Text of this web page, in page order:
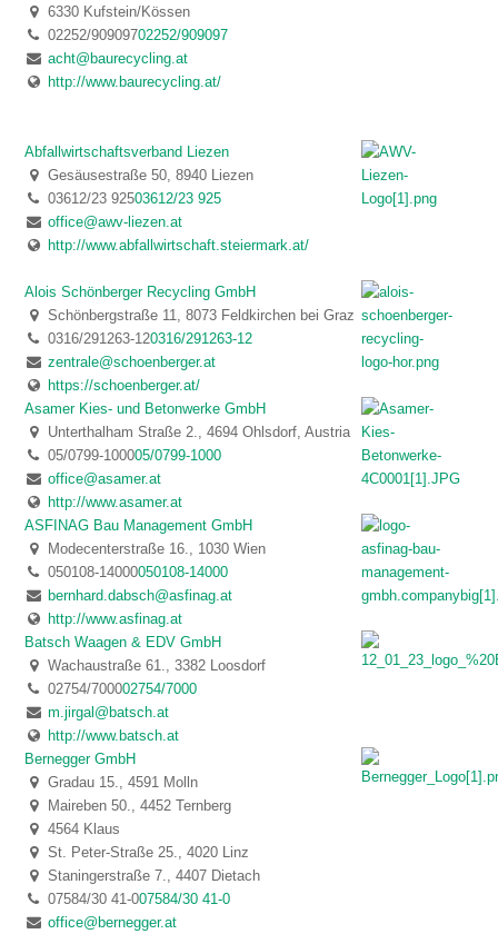
6330 Kufstein/Kössen
02252/90909702252/909097
acht@baurecycling.at
http://www.baurecycling.at/
Abfallwirtschaftsverband Liezen
Gesäusestraße 50, 8940 Liezen
03612/23 92503612/23 925
office@awv-liezen.at
http://www.abfallwirtschaft.steiermark.at/
Alois Schönberger Recycling GmbH
Schönbergstraße 11, 8073 Feldkirchen bei Graz
0316/291263-120316/291263-12
zentrale@schoenberger.at
https://schoenberger.at/
Asamer Kies- und Betonwerke GmbH
Unterthalham Straße 2., 4694 Ohlsdorf, Austria
05/0799-100005/0799-1000
office@asamer.at
http://www.asamer.at
ASFINAG Bau Management GmbH
Modecenterstraße 16., 1030 Wien
050108-14000050108-14000
bernhard.dabsch@asfinag.at
http://www.asfinag.at
Batsch Waagen & EDV GmbH
Wachaustraße 61., 3382 Loosdorf
02754/700002754/7000
m.jirgal@batsch.at
http://www.batsch.at
Bernegger GmbH
Gradau 15., 4591 Molln
Maireben 50., 4452 Ternberg
4564 Klaus
St. Peter-Straße 25., 4020 Linz
Staningerstraße 7., 4407 Dietach
07584/30 41-007584/30 41-0
office@bernegger.at